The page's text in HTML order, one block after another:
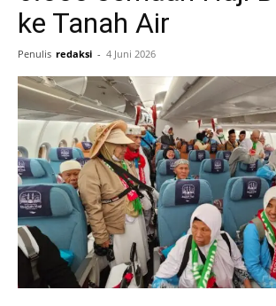
ke Tanah Air
Penulis redaksi - 4 Juni 2026